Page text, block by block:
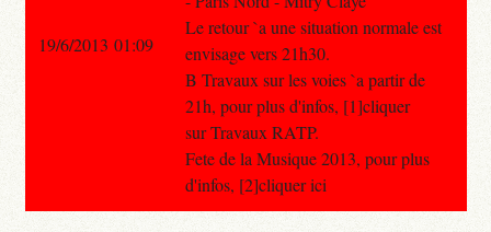
Le retour `a une situation normale est
envisage vers 21h30.
B Travaux sur les voies `a partir de
21h, pour plus d'infos, [1]cliquer
sur Travaux RATP.
Fete de la Musique 2013, pour plus
d'infos, [2]cliquer ici
19/6/2013 01:09